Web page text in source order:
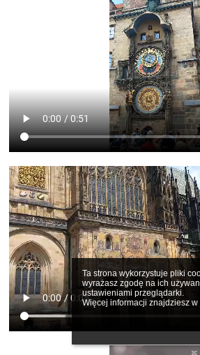
Ta strona wykorzystuje pliki
wyrażasz zgodę na ich
ustawieniami przeglądarki.
Więcej informacji znajdziesz w